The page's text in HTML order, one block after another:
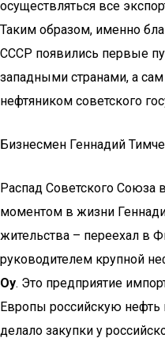
осуществляться все
Таким образом, именно
СССР появились первые
западными странами, а
нефтяником советского
Бизнесмен Геннадий
Распад Советского Союза
моментом в жизни
жительства – переехал в
руководителем крупной
Oy. Это предприятие
Европы российскую нефть
делало закупки у